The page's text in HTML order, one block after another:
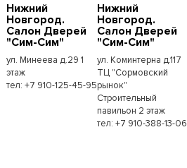
Нижний
Новгород.
Салон Дверей
"Сим-Сим"
ул. Минеева д.29 1
этаж
тел: +7 910-125-45-95
Нижний
Новгород.
Салон Дверей
"Сим-Сим"
ул. Коминтерна д.117
ТЦ "Сормовский
рынок"
Строительный
павильон 2 этаж
тел: +7 910-388-13-06